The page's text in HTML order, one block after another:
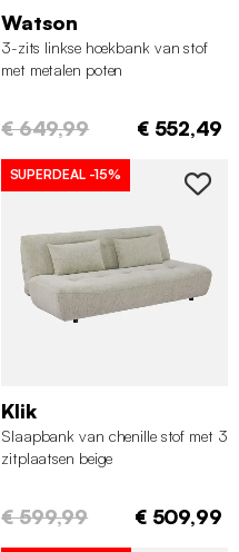
Watson
3-zits linkse hoekbank van stof
met metalen poten
€ 649,99 € 552,49
SUPERDEAL -15%
Klik
Slaapbank van chenille stof met 3
zitplaatsen beige
€ 599,99 € 509,99